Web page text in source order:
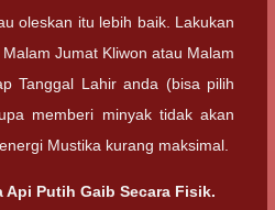
oleskan itu lebih baik. Lakukan
Jumat Kliwon atau Malam
Tanggal Lahir anda (bisa pilih
memberi minyak tidak akan
Mustika kurang maksimal.
Api Putih Gaib Secara Fisik.